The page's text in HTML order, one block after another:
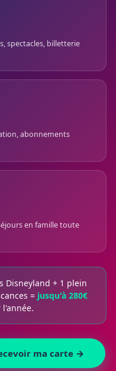
spectacles, billetterie
abonnements
en famille toute
Disneyland + 1 plein
= jusqu'à 280€
ma carte →